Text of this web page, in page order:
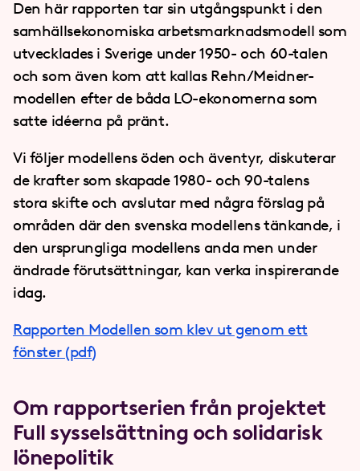
Den här rapporten tar sin utgångspunkt i den
samhällsekonomiska arbetsmarknadsmodell som
utvecklades i Sverige under 1950- och 60-talen
och som även kom att kallas Rehn/Meidner-
modellen efter de båda LO-ekonomerna som
satte idéerna på pränt.
Vi följer modellens öden och äventyr, diskuterar
de krafter som skapade 1980- och 90-talens
stora skifte och avslutar med några förslag på
områden där den svenska modellens tänkande, i
den ursprungliga modellens anda men under
ändrade förutsättningar, kan verka inspirerande
idag.
Rapporten Modellen som klev ut genom ett
fönster (pdf)
Om rapportserien från projektet
Full sysselsättning och solidarisk
lönepolitik